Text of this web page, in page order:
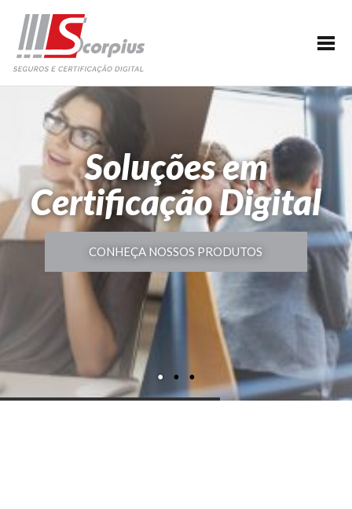
HOME
EMPRESA
AGENDAMENTO
SEGUROS
PARCERIAS
BLOG
SUPORTE/CONTATO
Soluções em
Certificação Digital
CONHEÇA NOSSOS PRODUTOS